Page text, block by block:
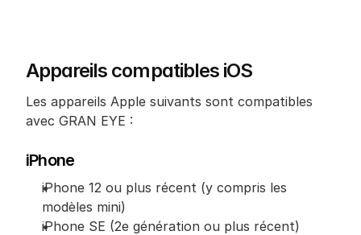
Appareils compatibles iOS
Les appareils Apple suivants sont compatibles
avec GRAN EYE :
iPhone
iPhone 12 ou plus récent (y compris les
modèles mini)
iPhone SE (2e génération ou plus récent)